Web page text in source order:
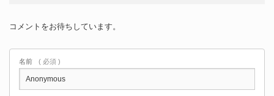
コメントをお待ちしています。
名前 ( 必須 )